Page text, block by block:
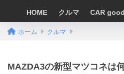
HOME クルマ CAR
ホーム クルマ
MAZDA3の新型マツコネは